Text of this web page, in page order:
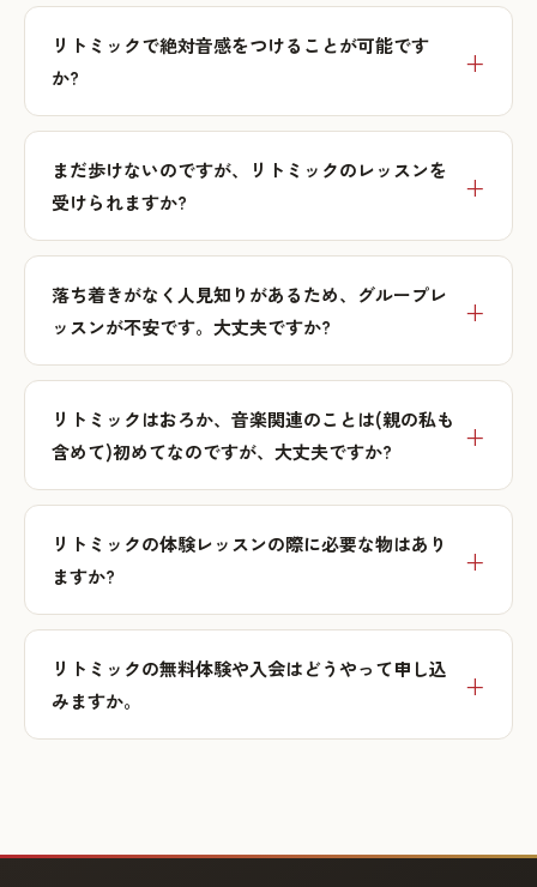
リトミックで絶対音感をつけることが可能です
か?
まだ歩けないのですが、リトミックのレッスンを
受けられますか?
落ち着きがなく人見知りがあるため、グループレ
ッスンが不安です。大丈夫ですか?
リトミックはおろか、音楽関連のことは(親の私も
含めて)初めてなのですが、大丈夫ですか?
リトミックの体験レッスンの際に必要な物はあり
ますか?
リトミックの無料体験や入会はどうやって申し込
みますか。